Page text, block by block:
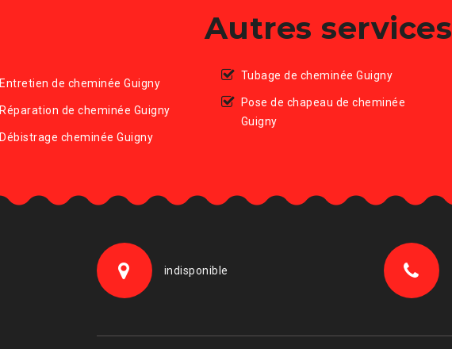
Autres services
Entretien de cheminée Guigny
Réparation de cheminée Guigny
Débistrage cheminée Guigny
Tubage de cheminée Guigny
Pose de chapeau de cheminée
Guigny
indisponible